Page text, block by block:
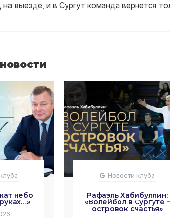
выезде, и в Сургут команда вернется
небо
Новости клуба
Рафаэль Хабибуллин:
«Волейбол в Сургуте –
островок счастья»